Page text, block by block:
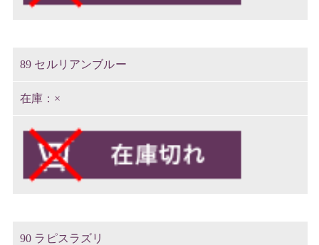
89 セルリアンブルー
×
90 ラピスラズリ